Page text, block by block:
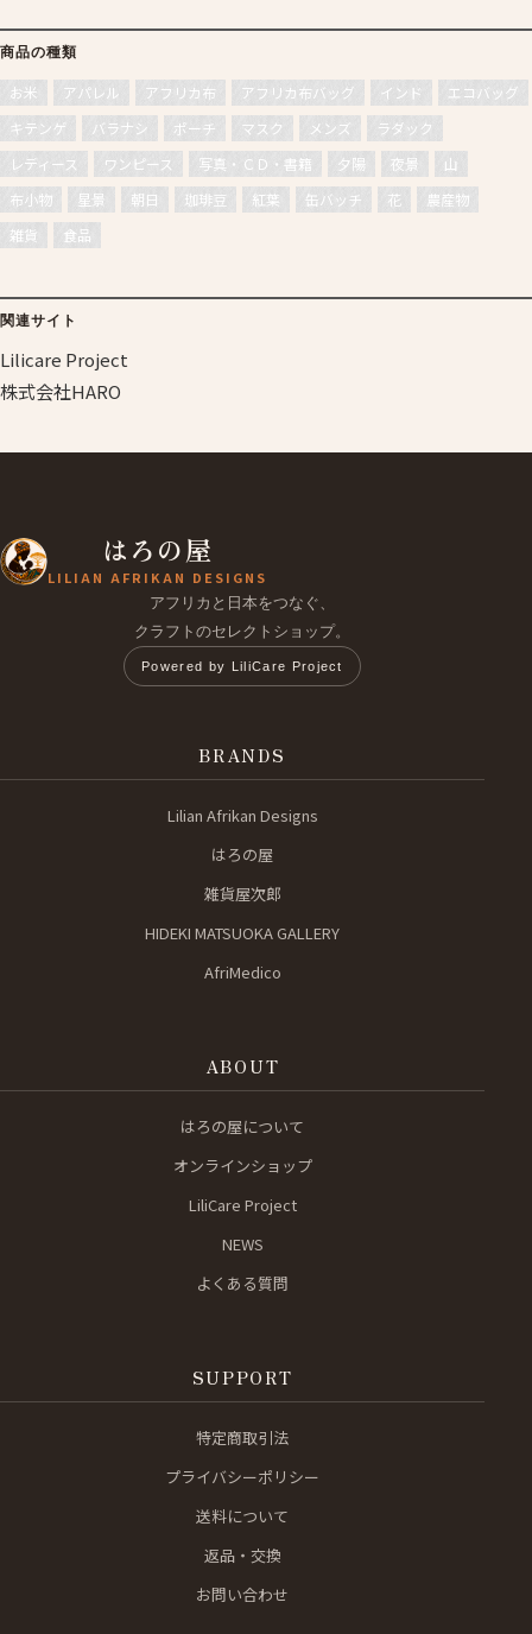
商品の種類
お米 アパレル アフリカ布 アフリカ布バッグ インド
エコバッグ
キテンゲ
バラナシ ポーチ マスク メンズ
ラダック
レディース
ワンピース 写真・ＣＤ・書籍 夕陽 夜景
山
布小物
星景 朝日 珈琲豆 紅葉 缶バッチ 花
農産物
雑貨
食品
関連サイト
Lilicare Project
株式会社HARO
はろの屋
LILIAN AFRIKAN DESIGNS
アフリカと日本をつなぐ、
クラフトのセレクトショップ。
Powered by LiliCare Project
BRANDS
Lilian Afrikan Designs
はろの屋
雑貨屋次郎
HIDEKI MATSUOKA GALLERY
AfriMedico
ABOUT
はろの屋について
オンラインショップ
LiliCare Project
NEWS
よくある質問
SUPPORT
特定商取引法
プライバシーポリシー
送料について
返品・交換
お問い合わせ